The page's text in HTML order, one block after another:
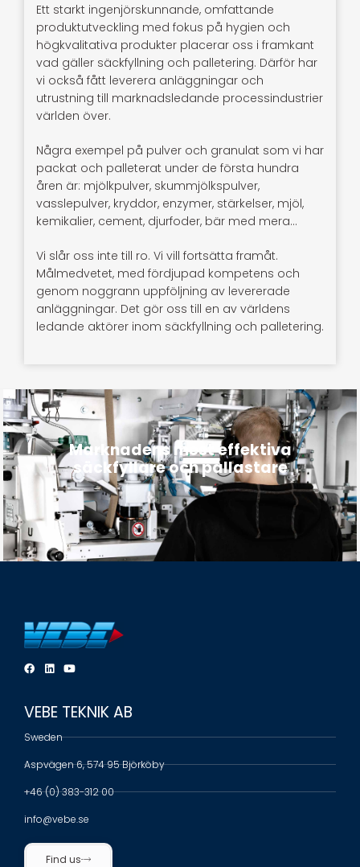
Ett starkt ingenjörskunnande, omfattande
produktutveckling med fokus på hygien och
högkvalitativa produkter placerar oss i framkant
vad gäller säckfyllning och palletering. Därför har
vi också fått leverera anläggningar och
utrustning till marknadsledande processindustrier
världen över.
Några exempel på pulver och granulat som vi har
packat och palleterat under de första hundra
åren är: mjölkpulver, skummjölkspulver,
vasslepulver, kryddor, enzymer, stärkelser, mjöl,
kemikalier, cement, djurfoder, bär med mera…
Vi slår oss inte till ro. Vi vill fortsätta framåt.
Målmedvetet, med fördjupad kompetens och
genom noggrann uppföljning av levererade
anläggningar. Det gör oss till en av världens
ledande aktörer inom säckfyllning och palletering.
Marknadens mest effektiva
säckfyllare och pallastare
Find us
VEBE TEKNIK AB
Sweden
Aspvägen 6, 574 95 Björköby
+46 (0) 383-312 00
info@vebe.se